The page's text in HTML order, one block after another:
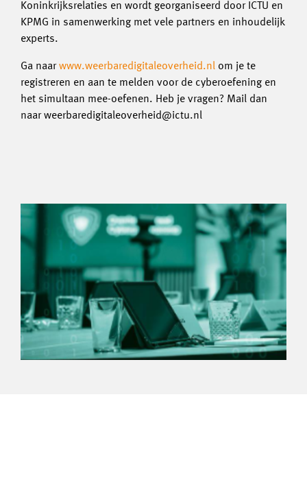
Koninkrijksrelaties en wordt georganiseerd door ICTU en
KPMG in samenwerking met vele partners en inhoudelijk
experts.
Ga naarwww.weerbaredigitaleoverheid.nl om je te
registreren en aan te melden voor de cyberoefening en
het simultaan mee-oefenen. Heb je vragen? Mail dan
naar weerbaredigitaleoverheid@ictu.nl